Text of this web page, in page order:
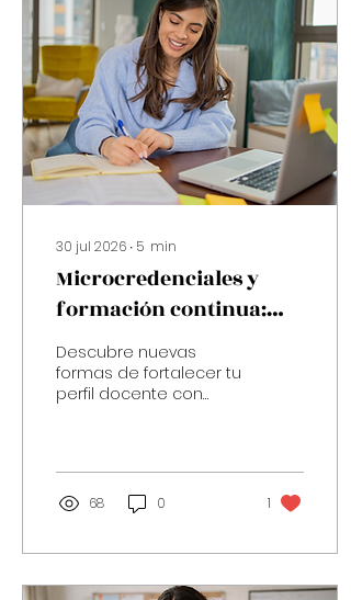
30 jul 2026 ∙ 5 min
Microcredenciales y
formación continua:
preparación docente a
la medida
Descubre nuevas
formas de fortalecer tu
perfil docente con
68 0 1